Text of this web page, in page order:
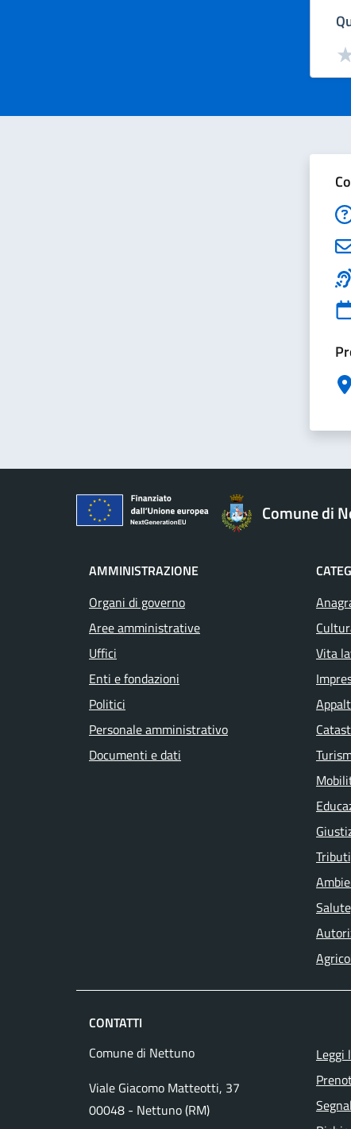
Comune di
AMMINISTRAZIONE
Organi di governo
Aree amministrative
Uffici
Enti e fondazioni
Politici
Personale amministrativo
Documenti e dati
Vita
CONTATTI
Comune di Nettuno
Viale Giacomo Matteotti, 37
00048 - Nettuno (RM)
Leggi